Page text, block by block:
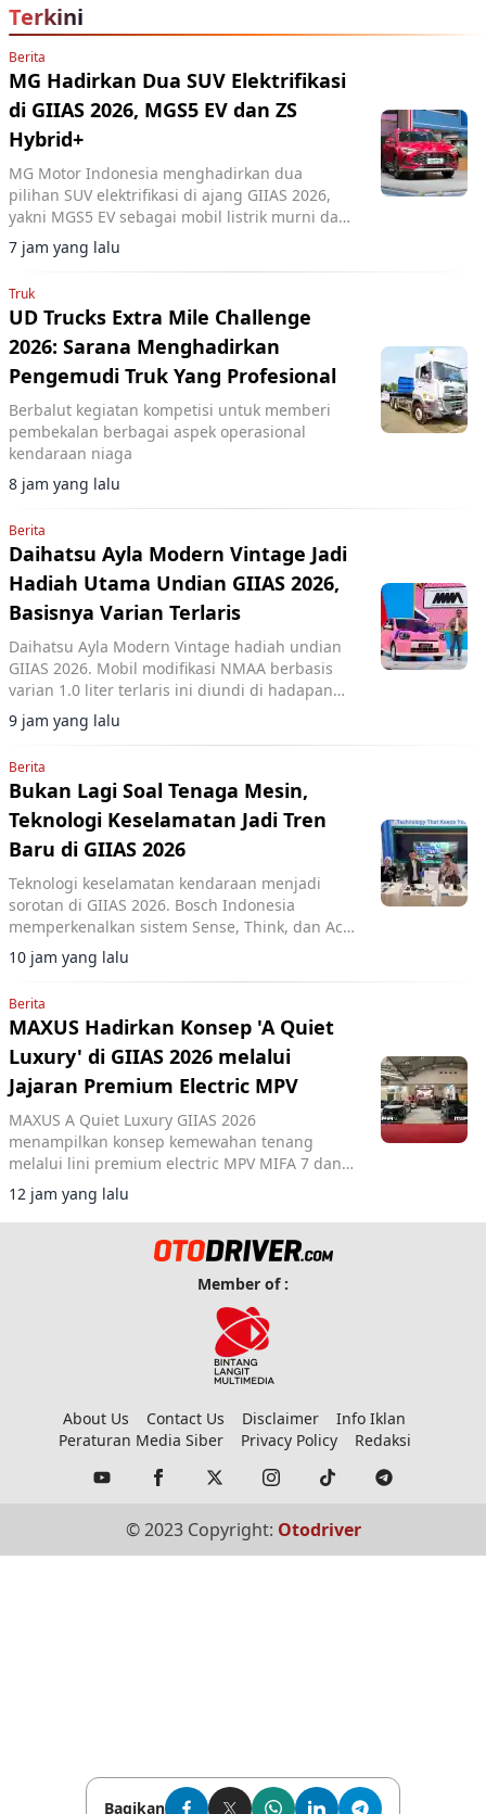
Terkini
Berita
MG Hadirkan Dua SUV Elektrifikasi
di GIIAS 2026, MGS5 EV dan ZS
Hybrid+
MG Motor Indonesia menghadirkan dua
pilihan SUV elektrifikasi di ajang GIIAS 2026,
yakni MGS5 EV sebagai mobil listrik murni dan
MG ZS Hybrid+ yang mengusung teknologi full
hybrid.
7 jam yang lalu
Truk
UD Trucks Extra Mile Challenge
2026: Sarana Menghadirkan
Pengemudi Truk Yang Profesional
Berbalut kegiatan kompetisi untuk memberi
pembekalan berbagai aspek operasional
kendaraan niaga
8 jam yang lalu
Berita
Daihatsu Ayla Modern Vintage Jadi
Hadiah Utama Undian GIIAS 2026,
Basisnya Varian Terlaris
Daihatsu Ayla Modern Vintage hadiah undian
GIIAS 2026. Mobil modifikasi NMAA berbasis
varian 1.0 liter terlaris ini diundi di hadapan
pengunjung dan dimenangkan konsumen dari
Lampung.
9 jam yang lalu
Berita
Bukan Lagi Soal Tenaga Mesin,
Teknologi Keselamatan Jadi Tren
Baru di GIIAS 2026
Teknologi keselamatan kendaraan menjadi
sorotan di GIIAS 2026. Bosch Indonesia
memperkenalkan sistem Sense, Think, dan Act
yang membantu pengemudi.
10 jam yang lalu
Berita
MAXUS Hadirkan Konsep 'A Quiet
Luxury' di GIIAS 2026 melalui
Jajaran Premium Electric MPV
MAXUS A Quiet Luxury GIIAS 2026
menampilkan konsep kemewahan tenang
melalui lini premium electric MPV MIFA 7 dan
MIFA 9 di ICE BSD City.
12 jam yang lalu
Bagikan
Member of :
About Us Contact Us Disclaimer
Info Iklan
Peraturan Media Siber
Privacy Policy Redaksi
© 2023 Copyright: Otodriver